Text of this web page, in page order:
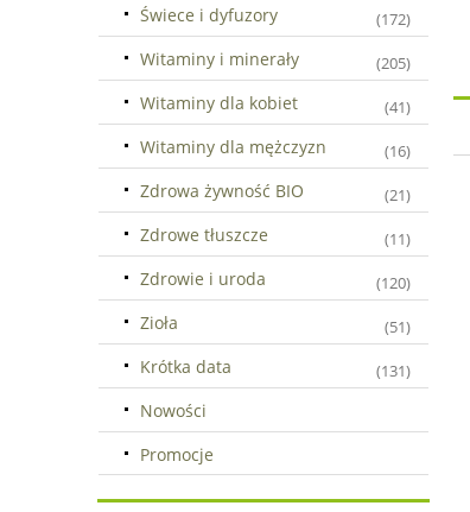
Świece i dyfuzory (172)
Witaminy i minerały (205)
Witaminy dla kobiet (41)
Witaminy dla mężczyzn (16)
Zdrowa żywność BIO (21)
Zdrowe tłuszcze (11)
Zdrowie i uroda (120)
Zioła (51)
Krótka data (131)
Nowości
Promocje